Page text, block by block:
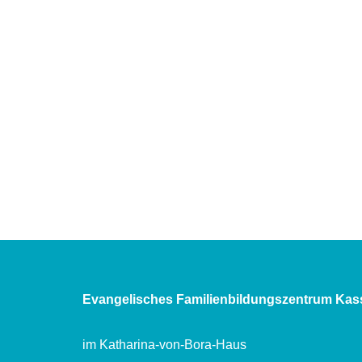
Evangelisches Familienbildungszentrum
im Katharina-von-Bora-Haus